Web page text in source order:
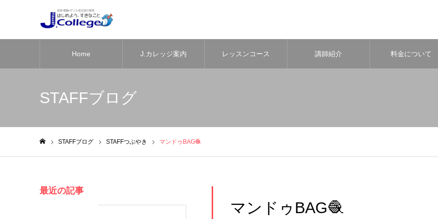
Home J.カレッジ案内 レッスンコース 講師紹介 料金について
STAFFブログ
STAFFブログ STAFFつぶやき マンドゥBAG🧶
マンドゥBAG🧶
最近の記事